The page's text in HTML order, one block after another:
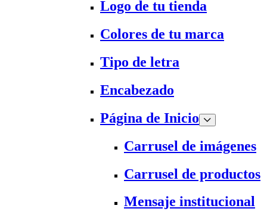
Logo de tu tienda
Colores de tu marca
Tipo de letra
Encabezado
Página de Inicio
Carrusel de imágenes
Carrusel de productos
Mensaje institucional